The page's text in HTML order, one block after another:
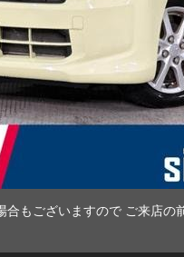
もございますので ご来店の